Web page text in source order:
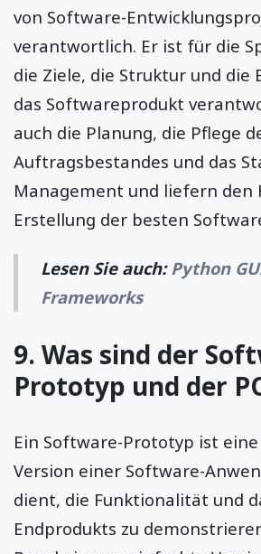
von Software-
verantwortlich. Er ist für die
die Ziele, die Struktur und die
das Softwareprodukt
auch die Planung, die Pflege
Auftragsbestandes und das
Management und liefern den
Erstellung der besten
Lesen Sie auch:Python
Frameworks
9. Was sind der
Prototyp und der
Ein Software-Prototyp ist
Version einer Software-
dient, die Funktionalität und
Endprodukts zu